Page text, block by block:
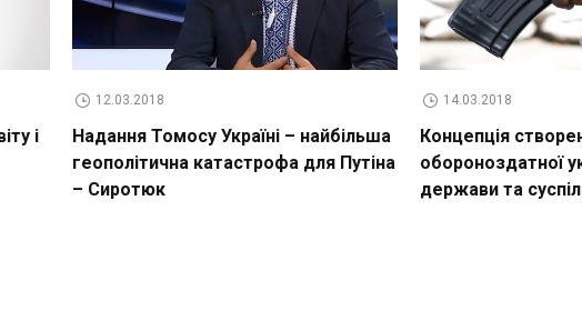
і
12.03.2018
Надання Томосу Україні – найбільша
геополітична катастрофа для Путіна
– Сиротюк
14.03.2018
Концепція
обороноздатної
держави та